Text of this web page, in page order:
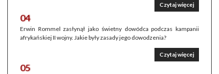
Czytaj więcej
04
Erwin Rommel zasłynął jako świetny dowódca podczas kampanii
afrykańskiej II wojny. Jakie były zasady jego dowodzenia?
Czytaj więcej
05